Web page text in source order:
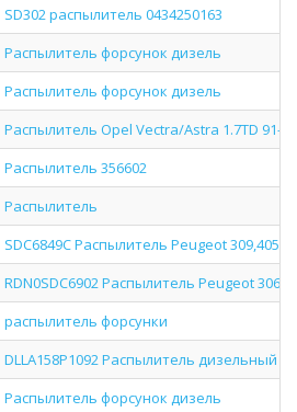
SD302 распылитель 0434250163
Распылитель форсунок дизель
Распылитель форсунок дизель
Распылитель Opel Vectra/Astra 1.7TD 91-98
Распылитель 356602
Распылитель
SDC6849C Распылитель Peugeot 309,405
RDN0SDC6902 Распылитель Peugeot 306
распылитель форсунки
DLLA158P1092 Распылитель дизельный
Распылитель форсунок дизель